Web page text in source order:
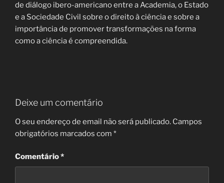
de diálogo ibero-americano entre a Academia, o Estado
e a Sociedade Civil sobre o direito à ciência e sobre a
importância de promover transformações na forma
como a ciência é compreendida.
Deixe um comentário
O seu endereço de email não será publicado. Campos
obrigatórios marcados com *
Comentário*